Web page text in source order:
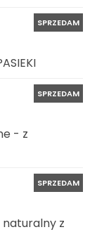
SPRZEDAM
SPRZEDAM
- z
SPRZEDAM
naturalny z